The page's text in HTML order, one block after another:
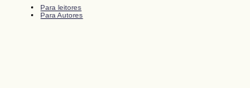
Para leitores
Para Autores